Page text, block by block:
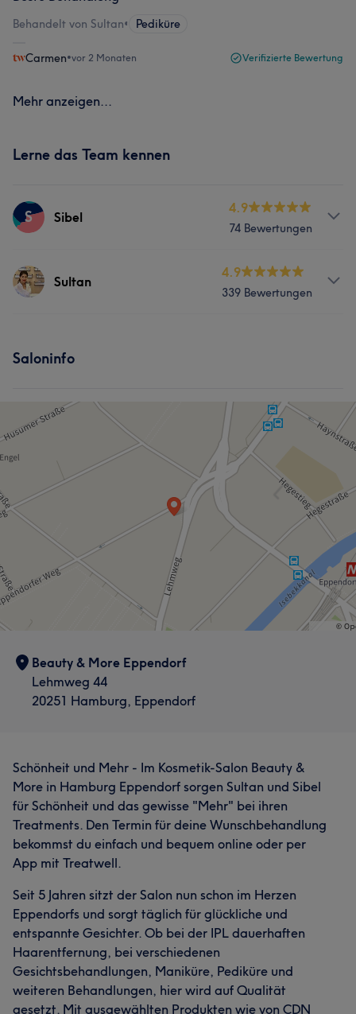
Behandelt von Sultan• Pediküre
Carmen•vor 2 Monaten Verifizierte Bewertung
Mehr anzeigen...
Lerne das Team kennen
S Sibel
4.9
74 Bewertungen
Services
Kompetent
Sultan
4.9
339 Bewertungen
Haarentfernung
Was unsere Kunden über Sultan sagen
Professionell 21 18
Herzlich
Saloninfo
Beauty & More Eppendorf
Lehmweg 44
20251 Hamburg, Eppendorf
Schönheit und Mehr - Im Kosmetik-Salon Beauty &
More in Hamburg Eppendorf sorgen Sultan und Sibel
für Schönheit und das gewisse "Mehr" bei ihren
Treatments. Den Termin für deine Wunschbehandlung
bekommst du einfach und bequem online oder per
App mit Treatwell.
Seit 5 Jahren sitzt der Salon nun schon im Herzen
Eppendorfs und sorgt täglich für glückliche und
entspannte Gesichter. Ob bei der IPL dauerhaften
Haarentfernung, bei verschiedenen
Gesichtsbehandlungen, Maniküre, Pediküre und
weiteren Behandlungen, hier wird auf Qualität
gesetzt. Mit ausgewählten Produkten wie von CDN